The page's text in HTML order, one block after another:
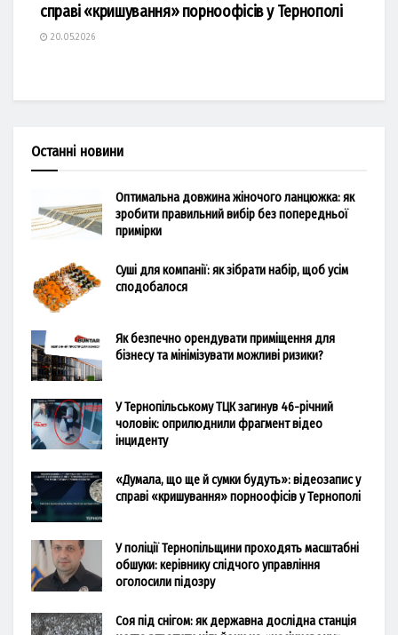
справі «кришування» порноофісів у Тернополі
20.05.2026
Останні новини
Оптимальна довжина жіночого ланцюжка: як
зробити правильний вибір без попередньої
примірки
Суші для компанії: як зібрати набір, щоб усім
сподобалося
Як безпечно орендувати приміщення для
бізнесу та мінімізувати можливі ризики?
У Тернопільському ТЦК загинув 46-річний
чоловік: оприлюднили фрагмент відео
інциденту
«Думала, що ще й сумки будуть»: відеозапис у
справі «кришування» порноофісів у Тернополі
У поліції Тернопільщини проходять масштабні
обшуки: керівнику слідчого управління
оголосили підозру
Соя під снігом: як державна дослідна станція